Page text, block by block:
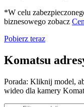
*W celu
biznesowego zobacz
Pobierz teraz
Komatsu
Porada: Kliknij model,
wideo dla kamery